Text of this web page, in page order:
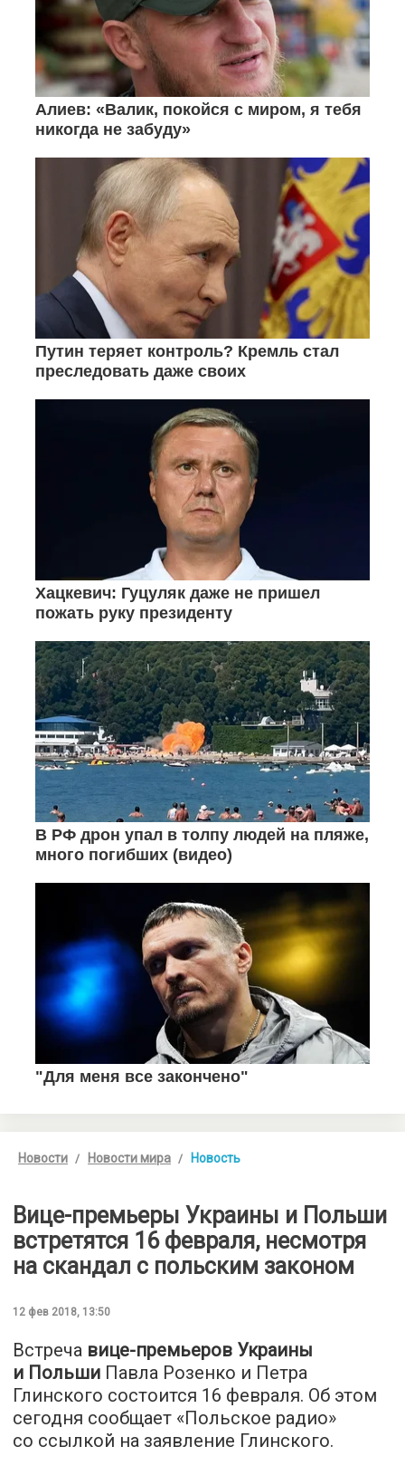
Новости Новости мира Новость
Вице-премьеры Украины и Польши
встретятся 16 февраля, несмотря
на скандал с польским законом
12 фев 2018, 13:50
Встреча вице-премьеров Украины
и Польши Павла Розенко и Петра
Глинского состоится 16 февраля. Об этом
сегодня сообщает «Польское радио»
со ссылкой на заявление Глинского.